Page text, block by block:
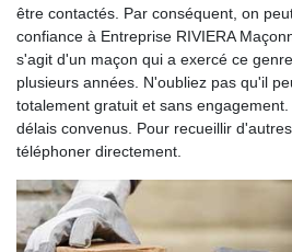
être contactés. Par conséquent, on
confiance à Entreprise RIVIERA
s'agit d'un maçon qui a exercé ce
plusieurs années. N'oubliez pas qu'il
totalement gratuit et sans
délais convenus. Pour recueillir
téléphoner directement.